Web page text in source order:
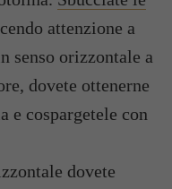
attenzione a
senso orizzontale a
dovete ottenerne
e cospargetele con
dovete